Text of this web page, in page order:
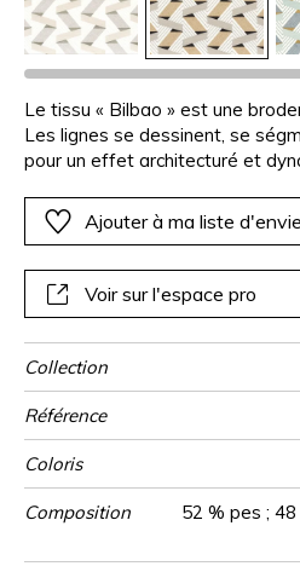
Le tissu « Bilbao » est une
Les lignes se dessinent, se
pour un effet architecturé et
un effet unique. Ce tissu est
et lumineux mais également
Ajouter à ma liste d'envie
Voir sur l'espace pro
Collection
Référence
Coloris
Composition
52 % pes ;